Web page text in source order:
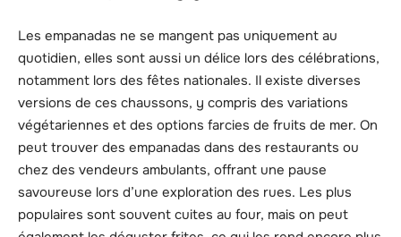
Les empanadas ne se mangent pas uniquement au
quotidien, elles sont aussi un délice lors des célébrations,
notamment lors des fêtes nationales. Il existe diverses
versions de ces chaussons, y compris des variations
végétariennes et des options farcies de fruits de mer. On
peut trouver des empanadas dans des restaurants ou
chez des vendeurs ambulants, offrant une pause
savoureuse lors d’une exploration des rues. Les plus
populaires sont souvent cuites au four, mais on peut